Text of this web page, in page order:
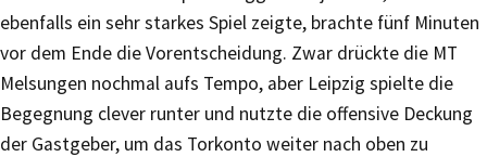
ebenfalls ein sehr starkes Spiel zeigte, brachte fünf Minuten
vor dem Ende die Vorentscheidung. Zwar drückte die MT
Melsungen nochmal aufs Tempo, aber Leipzig spielte die
Begegnung clever runter und nutzte die offensive Deckung
der Gastgeber, um das Torkonto weiter nach oben zu